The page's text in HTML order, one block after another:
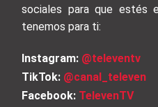
sociales para que estés
tenemos para ti:
Instagram: @televentv
TikTok: @canal_televen
Facebook: TelevenTV